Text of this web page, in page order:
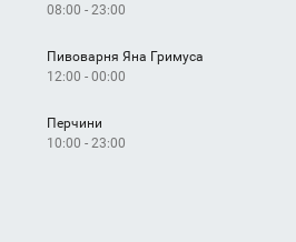
08:00 - 23:00
Пивоварня Яна Гримуса
12:00 - 00:00
Перчини
10:00 - 23:00